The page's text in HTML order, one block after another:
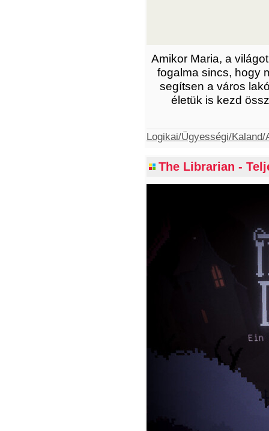
Amikor Maria, a
fogalma sincs, hogy
segítsen a város
életük is kezd
Logikai/Ügyességi/Kaland/
The Librarian -